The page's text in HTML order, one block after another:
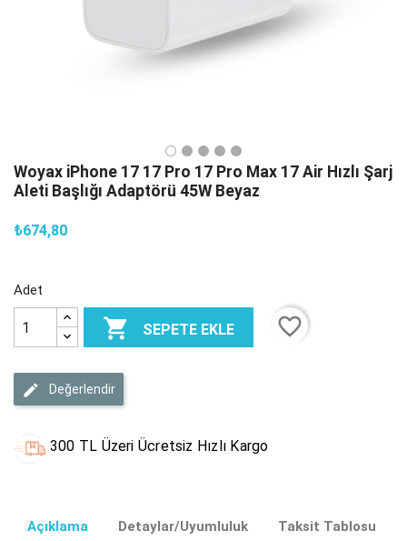
Woyax iPhone 17 17 Pro 17 Pro Max 17 Air Hızlı Şarj
Aleti Başlığı Adaptörü 45W Beyaz
₺674,80
Adet
 SEPETE EKLE favorite_border
Değerlendir
300 TL Üzeri Ücretsiz Hızlı Kargo
Açıklama Detaylar/Uyumluluk Taksit Tablosu